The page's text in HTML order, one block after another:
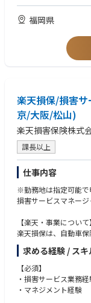
【本ポジションの魅力】
ショナルとして長期
・地域におけるFFG
ることで組織成長を
・世界的M&Aファー
ョン(旧GCAの事業承
ーにグループインした
ダーや大型案件への取
成長環境も提供可能
●財務・コーポレート
【求める人物像】
●クライアントへの
ることができる方ま
むことでできる方
福岡県
楽天損保/損害
京/大阪/松山)
楽天損害保険株式
課長以上
仕事内容
※勤務地は指定可能
損害サービスマネー
【楽天・事業について】
楽天損保は、自動車
保険会社です。 楽天
貯まる・使える保険料
みを最大限に活かし
シナジーを最大限に
います。
求める経験 / スキ
【必須】
・損害サービス業務
・マネジメント経験